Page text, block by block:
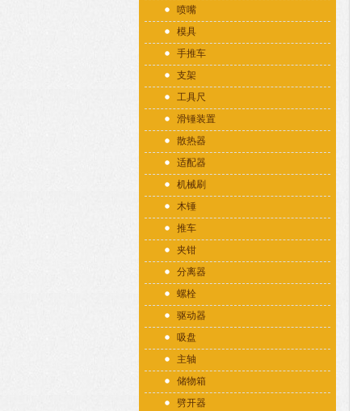
喷嘴
模具
手推车
支架
工具尺
滑锤装置
散热器
适配器
机械刷
木锤
推车
夹钳
分离器
螺栓
驱动器
吸盘
主轴
储物箱
劈开器